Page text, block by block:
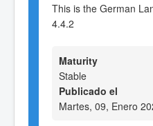
This is the German
4.4.2
Maturity
Stable
Publicado el
Martes, 09, Enero